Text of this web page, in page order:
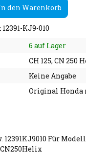
den Warenkorb
12391-KJ9-010
6 auf Lager
CH 125, CN 250
Keine Angabe
Original Honda
12391KJ9010 Für